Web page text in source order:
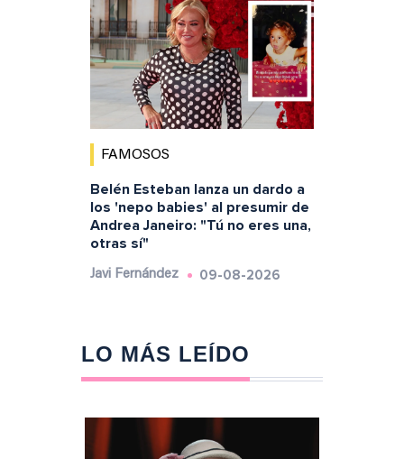
FAMOSOS
Belén Esteban lanza un dardo a
los 'nepo babies' al presumir de
Andrea Janeiro: "Tú no eres una,
otras sí"
Javi Fernández 09-08-2026
LO MÁS LEÍDO